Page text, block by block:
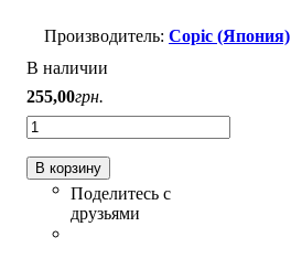
Copic (Япония)
В наличии
255,00грн.
В корзину